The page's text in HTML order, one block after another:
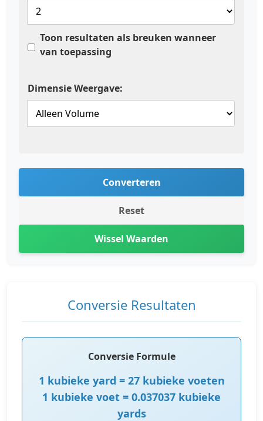
Toon resultaten als breuken wanneer
van toepassing
Dimensie Weergave:
Converteren
Reset
Wissel Waarden
Conversie Resultaten
Conversie Formule
1 kubieke yard = 27 kubieke voeten
1 kubieke voet = 0.037037 kubieke
yards